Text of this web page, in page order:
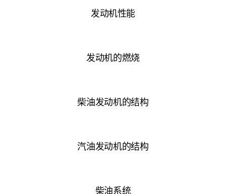
发动机性能
发动机的燃烧
柴油发动机的结构
汽油发动机的结构
柴油系统